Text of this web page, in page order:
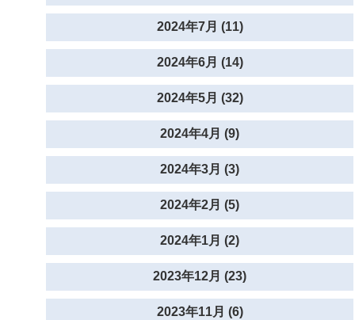
2024年7月 (11)
2024年6月 (14)
2024年5月 (32)
2024年4月 (9)
2024年3月 (3)
2024年2月 (5)
2024年1月 (2)
2023年12月 (23)
2023年11月 (6)